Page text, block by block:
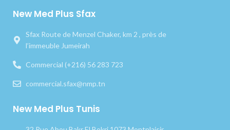
New Med Plus Sfax
Sfax Route de Menzel Chaker, km 2 , près de
l’immeuble Jumeirah
Commercial (+216) 56 283 723
commercial.sfax@nmp.tn
New Med Plus Tunis